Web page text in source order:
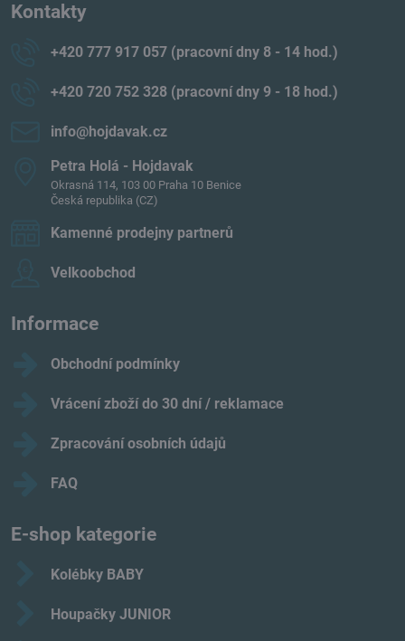
Kontakty
+420 777 917 057 (pracovní dny 8 - 14 hod​.)
+420 720 752 328 (pracovní dny 9 - 18 hod​.)
info​@hojdavak​.cz
Petra Holá - Hojdavak
Okrasná 114, 103 00 Praha 10 Benice
Česká republika (CZ)
Kamenné prodejny partnerů
Velkoobchod
Informace
Obchodní podmínky
Vrácení zboží do 30 dní / reklamace
Zpracování osobních údajů
FAQ
E-shop kategorie
Kolébky BABY
Houpačky JUNIOR